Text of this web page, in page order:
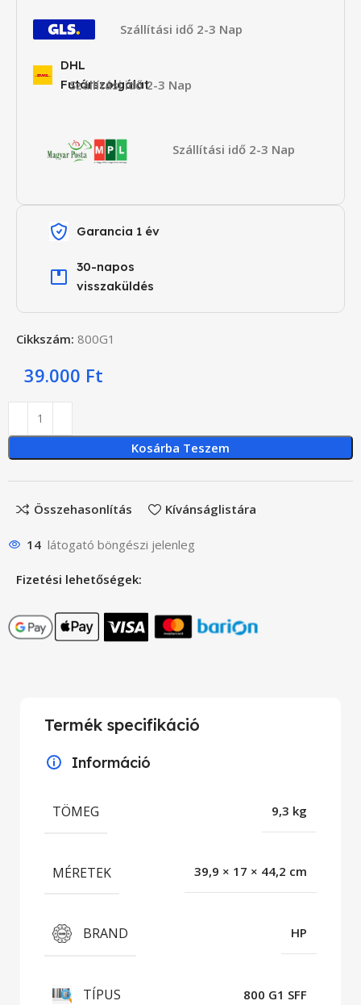
Szállítási idő 2-3 Nap
DHL
Futárszolgálat
Szállítási idő 2-3 Nap
Szállítási idő 2-3 Nap
Garancia 1 év
30-napos
visszaküldés
Cikkszám:800G1
39.000 Ft
Kosárba Teszem
Összehasonlítás Kívánságlistára
14 látogató böngészi jelenleg
Fizetési lehetőségek:
Termék specifikáció
Információ
TÖMEG 9,3 kg
MÉRETEK 39,9 × 17 × 44,2 cm
BRAND HP
TÍPUS 800 G1 SFF